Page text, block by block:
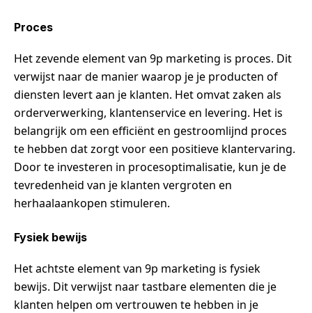
Proces
Het zevende element van 9p marketing is proces. Dit
verwijst naar de manier waarop je je producten of
diensten levert aan je klanten. Het omvat zaken als
orderverwerking, klantenservice en levering. Het is
belangrijk om een efficiënt en gestroomlijnd proces
te hebben dat zorgt voor een positieve klantervaring.
Door te investeren in procesoptimalisatie, kun je de
tevredenheid van je klanten vergroten en
herhaalaankopen stimuleren.
Fysiek bewijs
Het achtste element van 9p marketing is fysiek
bewijs. Dit verwijst naar tastbare elementen die je
klanten helpen om vertrouwen te hebben in je